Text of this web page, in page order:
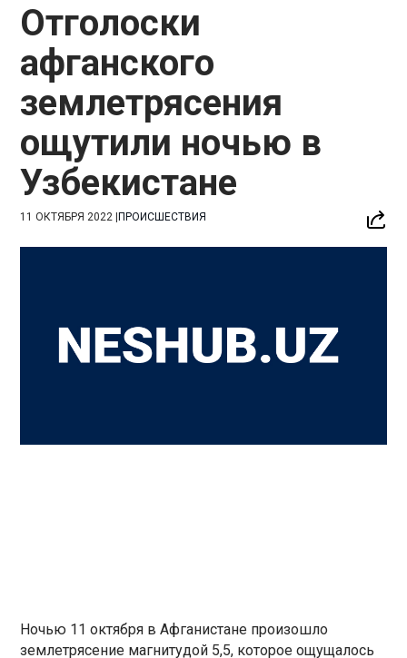
Отголоски
афганского
землетрясения
ощутили ночью в
Узбекистане
11 ОКТЯБРЯ 2022 |ПРОИСШЕСТВИЯ
Ночью 11 октября в Афганистане произошло
землетрясение магнитудой 5,5, которое ощущалось